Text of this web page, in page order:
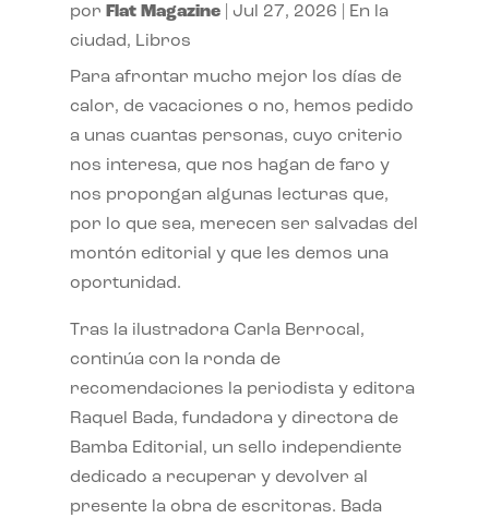
por Flat Magazine| Jul 27, 2026
En la
ciudad, Libros
Para afrontar mucho mejor los días de
calor, de vacaciones o no, hemos pedido
a unas cuantas personas, cuyo criterio
nos interesa, que nos hagan de faro y
nos propongan algunas lecturas que,
por lo que sea, merecen ser salvadas del
montón editorial y que les demos una
oportunidad.
Tras la ilustradora Carla Berrocal,
continúa con la ronda de
recomendaciones la periodista y editora
Raquel Bada, fundadora y directora de
Bamba Editorial, un sello independiente
dedicado a recuperar y devolver al
presente la obra de escritoras. Bada